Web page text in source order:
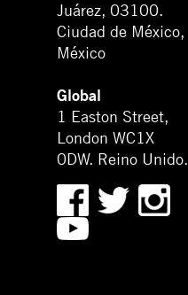
Juárez, 03100.
Ciudad de México,
México
Global
1 Easton Street,
London WC1X
0DW. Reino Unido.